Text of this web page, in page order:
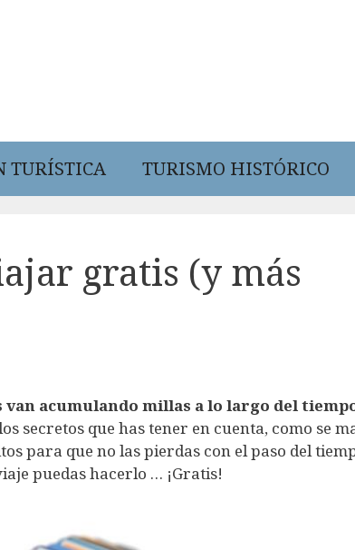
TURÍSTICA TURISMO HISTÓRICO
gratis (y más
acumulando millas a lo largo del
secretos que has tener en cuenta, como se
para que no las pierdas con el paso del
puedas hacerlo … ¡Gratis!